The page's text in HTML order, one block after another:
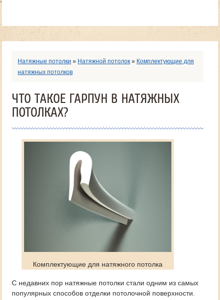
Натяжные потолки » Натяжной потолок » Комплектующие для
натяжных потолков
ЧТО ТАКОЕ ГАРПУН В НАТЯЖНЫХ
ПОТОЛКАХ?
Комплектующие для натяжного потолка
С недавних пор натяжные потолки стали одним из самых
популярных способов отделки потолочной поверхности.